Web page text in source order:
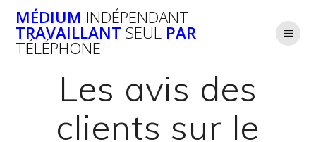
au
contenu
MÉDIUM INDÉPENDANT
TRAVAILLANT SEUL PAR
TÉLÉPHONE
Les avis des
clients sur le